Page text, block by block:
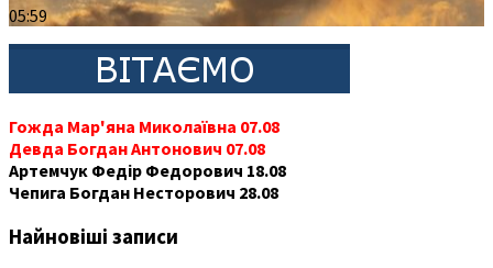
05:59
Гожда Мар'яна Миколаївна 07.08
Девда Богдан Антонович 07.08
Артемчук Федір Федорович 18.08
Чепига Богдан Несторович 28.08
Найновіші записи